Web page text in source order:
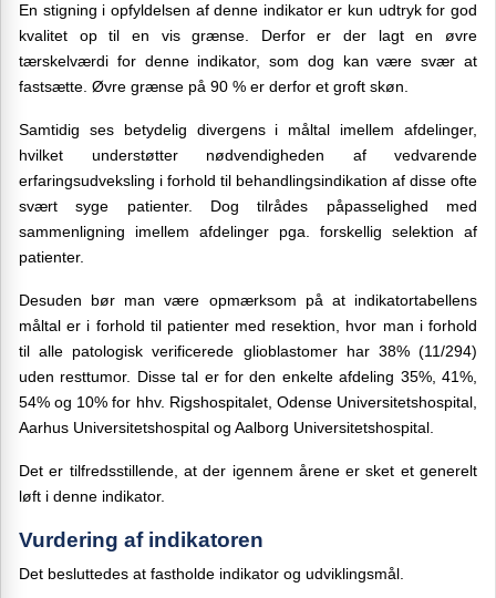
En stigning i opfyldelsen af denne indikator er kun udtryk for god
kvalitet op til en vis grænse. Derfor er der lagt en øvre
tærskelværdi for denne indikator, som dog kan være svær at
fastsætte. Øvre grænse på 90 % er derfor et groft skøn.
Samtidig ses betydelig divergens i måltal imellem afdelinger,
hvilket understøtter nødvendigheden af vedvarende
erfaringsudveksling i forhold til behandlingsindikation af disse ofte
svært syge patienter. Dog tilrådes påpasselighed med
sammenligning imellem afdelinger pga. forskellig selektion af
patienter.
Desuden bør man være opmærksom på at indikatortabellens
måltal er i forhold til patienter med resektion, hvor man i forhold
til alle patologisk verificerede glioblastomer har 38% (11/294)
uden resttumor. Disse tal er for den enkelte afdeling 35%, 41%
54% og 10% for hhv. Rigshospitalet, Odense Universitetshospital
Aarhus Universitetshospital og Aalborg Universitetshospital
Det er tilfredsstillende, at der igennem årene er sket et generelt
løft i denne indikator.
Vurdering af indikatoren
Det besluttedes at fastholde indikator og udviklingsmål.